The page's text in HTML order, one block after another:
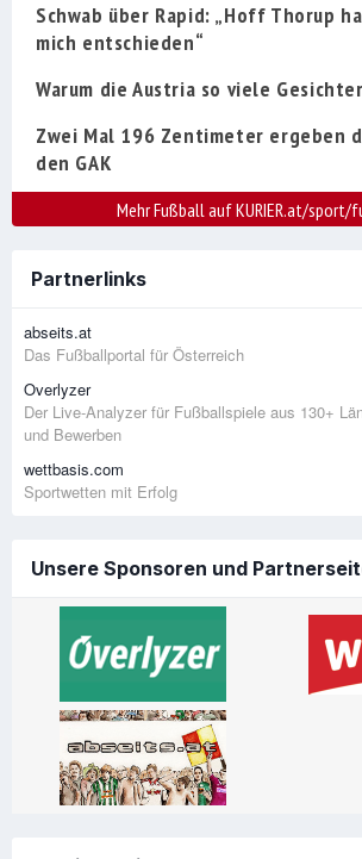
Schwab über Rapid: „Hoff Thorup
mich entschieden“
Warum die Austria so viele
Zwei Mal 196 Zentimeter ergeben
den GAK
Mehr Fußball auf KURIER.at/sport/
Partnerlinks
abseits.at
Das Fußballportal für Österreich
Overlyzer
Der Live-Analyzer für Fußballspiele aus 130+
und Bewerben
wettbasis.com
Sportwetten mit Erfolg
Unsere Sponsoren und